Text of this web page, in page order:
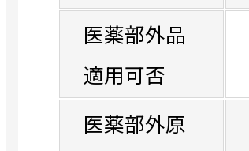
医薬部外品
適用可否
医薬部外原